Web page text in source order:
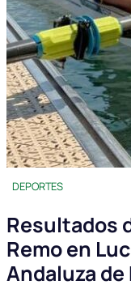
DEPORTES
Resultados
Remo en
Andaluza de